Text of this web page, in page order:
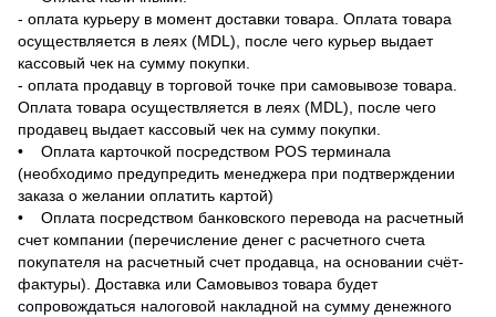
- оплата курьеру в момент доставки товара. Оплата товара
осуществляется в леях (MDL), после чего курьер выдает
кассовый чек на сумму покупки.
- оплата продавцу в торговой точке при самовывозе товара.
Оплата товара осуществляется в леях (MDL), после чего
продавец выдает кассовый чек на сумму покупки.
• Оплата карточкой посредством POS терминала
(необходимо предупредить менеджера при подтверждении
заказа о желании оплатить картой)
• Оплата посредством банковского перевода на расчетный
счет компании (перечисление денег с расчетного счета
покупателя на расчетный счет продавца, на основании счёт-
фактуры). Доставка или Самовывоз товара будет
сопровождаться налоговой накладной на сумму денежного